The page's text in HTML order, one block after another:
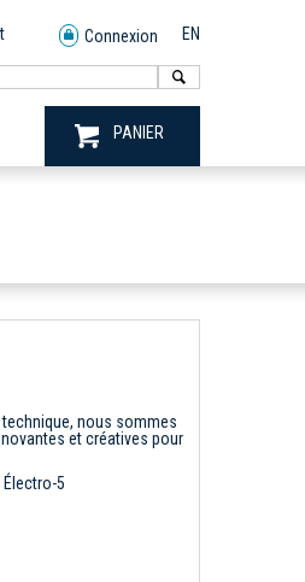
Connexion EN
PANIER
nous sommes
et créatives pour
5